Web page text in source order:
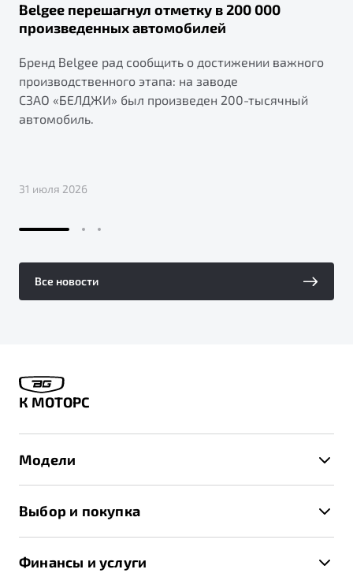
Belgee перешагнул отметку в 200 000
произведенных автомобилей
Бренд Belgee рад сообщить о достижении важного
производственного этапа: на заводе
СЗАО «БЕЛДЖИ» был произведен 200-тысячный
автомобиль.
31 июля 2026
Все новости
К МОТОРС
Модели
X70
Выбор и покупка
Финансы и услуги